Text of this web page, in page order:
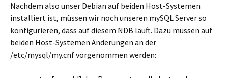
Nachdem also unser Debian auf beiden Host-Systemen
installiert ist, müssen wir noch unseren mySQL Server so
konfigurieren, dass auf diesem NDB läuft. Dazu müssen auf
beiden Host-Systemen Änderungen an der
/etc/mysql/my.cnf vorgenommen werden: